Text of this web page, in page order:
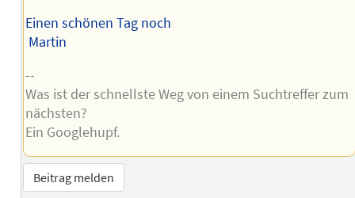
Einen schönen Tag noch
Martin
--
Was ist der schnellste Weg von einem Suchtreffer zum
nächsten?
Ein Googlehupf.
Beitrag melden